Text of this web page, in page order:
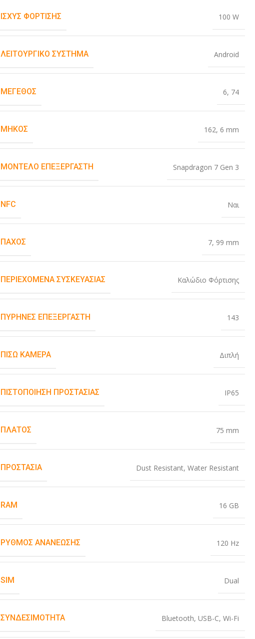
ΙΣΧΎΣ ΦΌΡΤΙΣΗΣ 100 W
ΛΕΙΤΟΥΡΓΙΚΌ ΣΎΣΤΗΜΑ Android
ΜΈΓΕΘΟΣ 6, 74
ΜΉΚΟΣ 162, 6 mm
ΜΟΝΤΈΛΟ ΕΠΕΞΕΡΓΑΣΤΉ Snapdragon 7 Gen 3
NFC Ναι
ΠΆΧΟΣ 7, 99 mm
ΠΕΡΙΕΧΌΜΕΝΑ ΣΥΣΚΕΥΑΣΊΑΣ Καλώδιο Φόρτισης
ΠΥΡΉΝΕΣ ΕΠΕΞΕΡΓΑΣΤΉ 143
ΠΊΣΩ ΚΆΜΕΡΑ Διπλή
ΠΙΣΤΟΠΟΊΗΣΗ ΠΡΟΣΤΑΣΊΑΣ IP65
ΠΛΆΤΟΣ 75 mm
ΠΡΟΣΤΑΣΊΑ Dust Resistant, Water Resistant
RAM 16 GB
ΡΥΘΜΌΣ ΑΝΑΝΈΩΣΗΣ 120 Hz
SIM Dual
ΣΥΝΔΕΣΙΜΌΤΗΤΑ Bluetooth, USB-C, Wi-Fi